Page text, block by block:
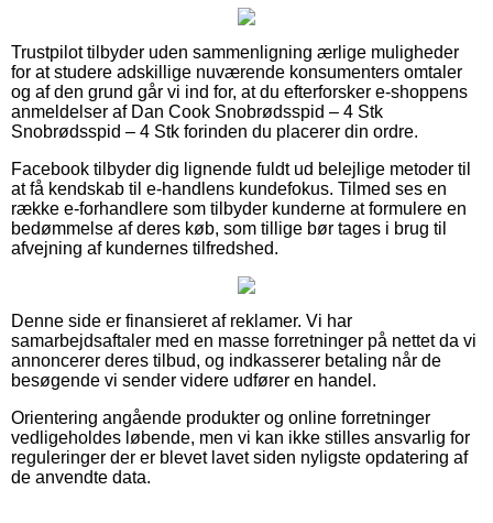
Trustpilot tilbyder uden sammenligning ærlige muligheder
for at studere adskillige nuværende konsumenters omtaler
og af den grund går vi ind for, at du efterforsker e-shoppens
anmeldelser af Dan Cook Snobrødsspid – 4 Stk
Snobrødsspid – 4 Stk forinden du placerer din ordre.
Facebook tilbyder dig lignende fuldt ud belejlige metoder til
at få kendskab til e-handlens kundefokus. Tilmed ses en
række e-forhandlere som tilbyder kunderne at formulere en
bedømmelse af deres køb, som tillige bør tages i brug til
afvejning af kundernes tilfredshed.
Denne side er finansieret af reklamer. Vi har
samarbejdsaftaler med en masse forretninger på nettet da vi
annoncerer deres tilbud, og indkasserer betaling når de
besøgende vi sender videre udfører en handel.
Orientering angående produkter og online forretninger
vedligeholdes løbende, men vi kan ikke stilles ansvarlig for
reguleringer der er blevet lavet siden nyligste opdatering af
de anvendte data.